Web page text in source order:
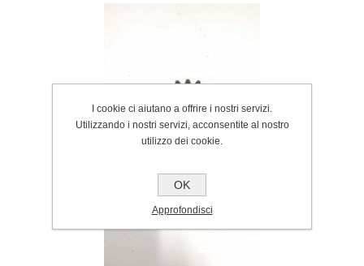
I cookie ci aiutano a offrire i nostri servizi.
Utilizzando i nostri servizi, acconsentite al nostro
utilizzo dei cookie.
OK
Approfondisci